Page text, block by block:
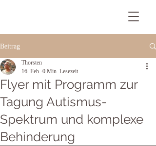
Beitrag
Flyer mit Programm zur
Tagung Autismus-
Spektrum und komplexe
Behinderung
Thorsten
16. Feb. 0 Min. Lesezeit